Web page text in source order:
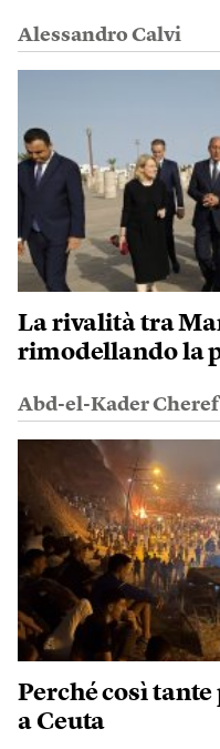
Alessandro Calvi
La rivalità tra
rimodellando la
Abd-el-Kader Cheref
Perché così
a Ceuta